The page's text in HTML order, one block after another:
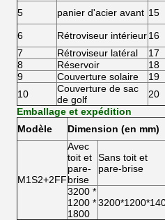
5
panier d'acier avant 15
6
Rétroviseur intérieur16
7
Rétroviseur latéral 17
8
Réservoir 18
9
Couverture solaire 19
10
Couverture de sac
de golf
20
Emballage et expédition
Modèle
Dimension (en mm)
M1S2+2FF
Avec
toit et
pare-
brise
Sans toit et
pare-brise
3200 *
1200 *
1800